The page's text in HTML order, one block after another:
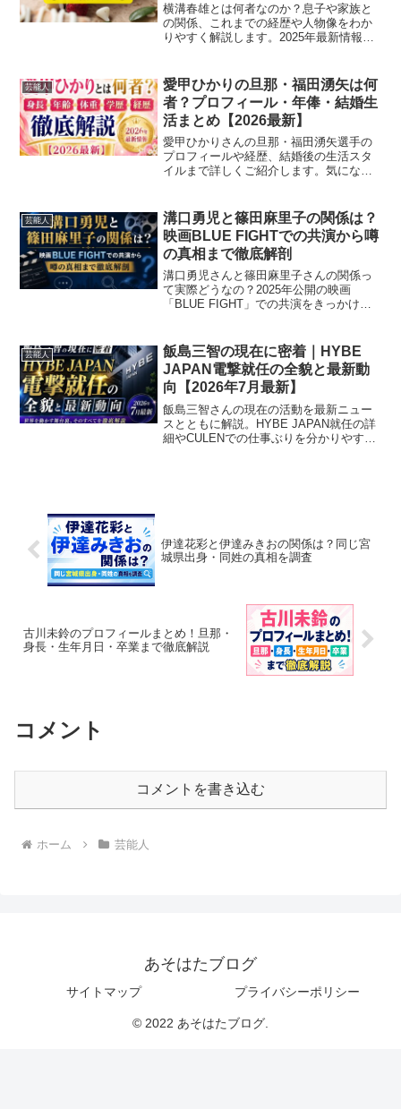
横溝春雄とは何者なのか？息子や家族と
の関係、これまでの経歴や人物像をわか
りやすく解説します。2025年最新情報を
芸能人
愛甲ひかりの旦那・福田湧矢は何
者？プロフィール・年俸・結婚生
活まとめ【2026最新】
愛甲ひかりさんの旦那・福田湧矢選手の
プロフィールや経歴、結婚後の生活スタ
イルまで詳しくご紹介します。気になる
芸能人
溝口勇児と篠田麻里子の関係は？
映画BLUE FIGHTでの共演から噂
の真相まで徹底解剖
溝口勇児さんと篠田麻里子さんの関係っ
て実際どうなの？2025年公開の映画
「BLUE FIGHT」での共演をきっかけに
しています！
芸能人
飯島三智の現在に密着｜HYBE
JAPAN電撃就任の全貌と最新動
向【2026年7月最新】
飯島三智さんの現在の活動を最新ニュー
スとともに解説。HYBE JAPAN就任の詳
細やCULENでの仕事ぶりを分かりやすく
伊達花彩と伊達みきおの関係は？同じ宮
城県出身・同姓の真相を調査
古川未鈴のプロフィールまとめ！旦那・
身長・生年月日・卒業まで徹底解説
コメント
コメントを書き込む
ホーム 芸能人
あそはたブログ
サイトマップ プライバシーポリシー
© 2022 あそはたブログ.